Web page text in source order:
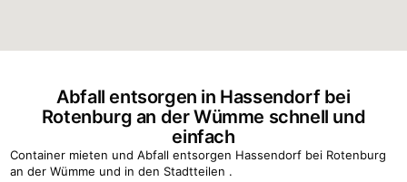
Abfall entsorgen in Hassendorf bei
Rotenburg an der Wümme schnell und
einfach
Container mieten und Abfall entsorgen Hassendorf bei Rotenburg
an der Wümme und in den Stadtteilen .